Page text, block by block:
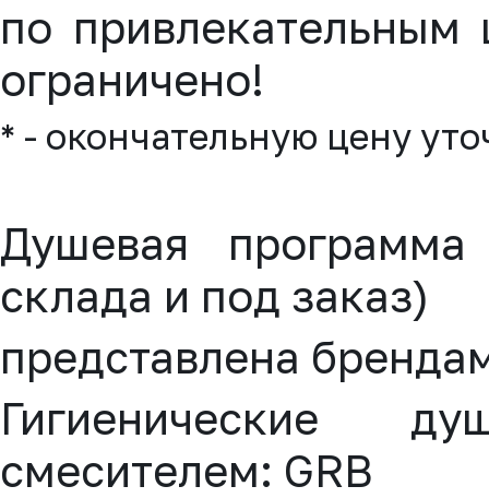
по привлекательным
ограничено!
* - окончательную цену
Душевая
склада и под заказ)
представлена
Гигиенические
смесителем: GRB